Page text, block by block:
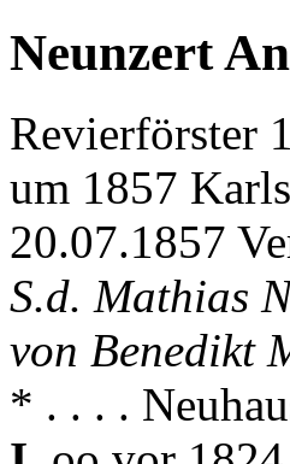
Neunzert
Revierförster
um 1857
20.07.1857
S.d. Mathias
von Benedikt
* . . . .